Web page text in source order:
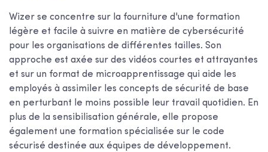
Wizer se concentre sur la fourniture d'une formation
légère et facile à suivre en matière de cybersécurité
pour les organisations de différentes tailles. Son
approche est axée sur des vidéos courtes et attrayantes
et sur un format de microapprentissage qui aide les
employés à assimiler les concepts de sécurité de base
en perturbant le moins possible leur travail quotidien. En
plus de la sensibilisation générale, elle propose
également une formation spécialisée sur le code
sécurisé destinée aux équipes de développement.